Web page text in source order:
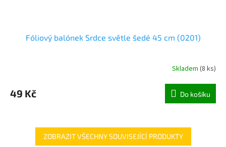
Fóliový balónek Srdce světle šedé 45 cm (0201)
Skladem (8 ks)
49 Kč Do košíku
ZOBRAZIT VŠECHNY SOUVISEJÍCÍ PRODUKTY